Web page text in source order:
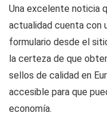
Una excelente noticia
actualidad cuenta con
formulario desde el
la certeza de que
sellos de calidad en
accesible para que
economía.